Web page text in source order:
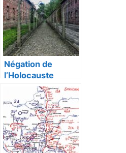
Négation de
l’Holocauste